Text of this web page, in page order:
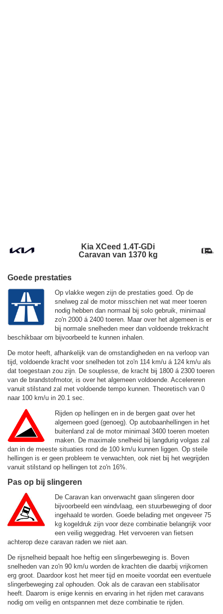
Kia XCeed 1.4T-GDi
Caravan van 1370 kg
Goede prestaties
Op vlakke wegen zijn de prestaties goed. Op de
snelweg zal de motor misschien net wat meer toeren
nodig hebben dan normaal bij solo gebruik, minimaal
zo'n 2000 á 2400 toeren. Maar over het algemeen is er
bij normale snelheden meer dan voldoende trekkracht
beschikbaar om bijvoorbeeld te kunnen inhalen.
De motor heeft, afhankelijk van de omstandigheden en na verloop van
tijd, voldoende kracht voor snelheden tot zo'n 114 km/u á 124 km/u als
dat toegestaan zou zijn. De souplesse, de kracht bij 1800 á 2300 toeren
van de brandstofmotor, is over het algemeen voldoende. Accelereren
vanuit stilstand zal met voldoende tempo kunnen. Theoretisch van 0
naar 100 km/u in 20.1 sec.
Rijden op hellingen en in de bergen gaat over het
algemeen goed (genoeg). Op autobaanhellingen in het
buitenland zal de motor minimaal 3400 toeren moeten
maken. De maximale snelheid bij langdurig volgas zal
dan in de meeste situaties rond de 100 km/u kunnen liggen. Op steile
hellingen is er geen probleem te verwachten, ook niet bij het wegrijden
vanuit stilstand op hellingen tot zo'n 16%.
Pas op bij slingeren
De Caravan kan onverwacht gaan slingeren door
bijvoorbeeld een windvlaag, een stuurbeweging of door
ingehaald te worden. Goede belading met ongeveer 75
kg kogeldruk zijn voor deze combinatie belangrijk voor
een veilig weggedrag. Het vervoeren van fietsen
achterop deze caravan raden we niet aan.
De rijsnelheid bepaalt hoe heftig een slingerbeweging is. Boven
snelheden van zo'n 90 km/u worden de krachten die daarbij vrijkomen
erg groot. Daardoor kost het meer tijd en moeite voordat een eventuele
slingerbeweging zal ophouden. Ook als de caravan een stabilisator
heeft. Daarom is enige kennis en ervaring in het rijden met caravans
nodig om veilig en ontspannen met deze combinatie te rijden.